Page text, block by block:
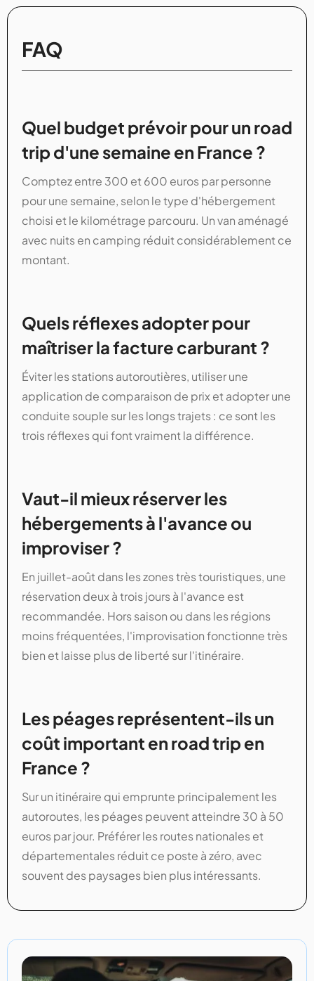
FAQ
Quel budget prévoir pour un road
trip d'une semaine en France ?
Comptez entre 300 et 600 euros par personne
pour une semaine, selon le type d'hébergement
choisi et le kilométrage parcouru. Un van aménagé
avec nuits en camping réduit considérablement ce
montant.
Quels réflexes adopter pour
maîtriser la facture carburant ?
Éviter les stations autoroutières, utiliser une
application de comparaison de prix et adopter une
conduite souple sur les longs trajets : ce sont les
trois réflexes qui font vraiment la différence.
Vaut-il mieux réserver les
hébergements à l'avance ou
improviser ?
En juillet-août dans les zones très touristiques, une
réservation deux à trois jours à l'avance est
recommandée. Hors saison ou dans les régions
moins fréquentées, l'improvisation fonctionne très
bien et laisse plus de liberté sur l'itinéraire.
Les péages représentent-ils un
coût important en road trip en
France ?
Sur un itinéraire qui emprunte principalement les
autoroutes, les péages peuvent atteindre 30 à 50
euros par jour. Préférer les routes nationales et
départementales réduit ce poste à zéro, avec
souvent des paysages bien plus intéressants.